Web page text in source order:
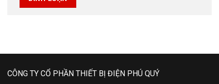
CÔNG TY CỔ PHẦN THIẾT BỊ ĐIỆN PHÚ QUÝ